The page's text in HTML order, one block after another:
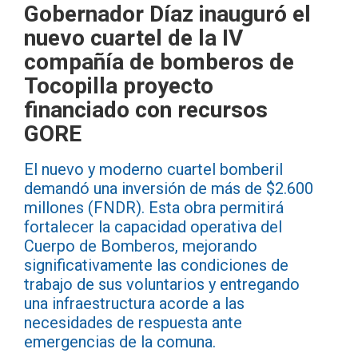
Gobernador Díaz inauguró el
nuevo cuartel de la IV
compañía de bomberos de
Tocopilla proyecto
financiado con recursos
GORE
El nuevo y moderno cuartel bomberil
demandó una inversión de más de $2.600
millones (FNDR). Esta obra permitirá
fortalecer la capacidad operativa del
Cuerpo de Bomberos, mejorando
significativamente las condiciones de
trabajo de sus voluntarios y entregando
una infraestructura acorde a las
necesidades de respuesta ante
emergencias de la comuna.